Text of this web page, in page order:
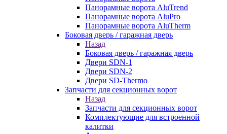
Панорамные ворота AluTrend
Панорамные ворота AluPro
Панорамные ворота AluTherm
Боковая дверь / гаражная дверь
Назад
Боковая дверь / гаражная дверь
Двери SDN-1
Двери SDN-2
Двери SD-Thermo
Запчасти для секционных ворот
Назад
Запчасти для секционных ворот
Комплектующие для встроенной
калитки